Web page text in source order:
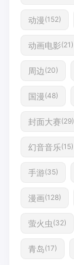
动漫(152)
动画电影(21)
周边 (20)
国漫(48)
封面大赛(29)
幻音音乐(15)
手游(35)
漫画(128)
萤火虫 (32)
青岛(17)